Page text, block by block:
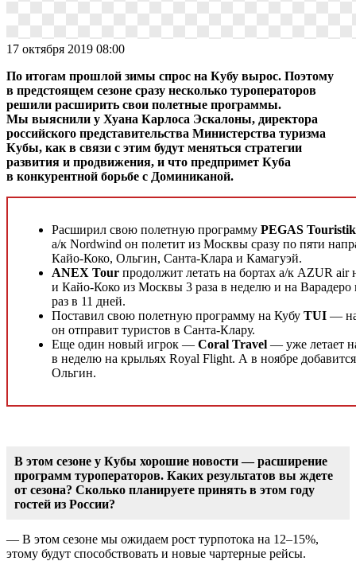
17 октября 2019 08:00
По итогам прошлой зимы спрос на Кубу вырос. Поэтому
в предстоящем сезоне сразу несколько туроператоров
решили расширить свои полетные программы.
Мы выяснили у Хуана Карлоса Эскалоны, директора
российского представительства Министерства туризма
Кубы, как в связи с этим будут меняться стратегии
развития и продвижения, и что предпримет Куба
в конкурентной борьбе с Доминиканой.
Расширил свою полетную программу PEGAS Touristik
а/к Nordwind он полетит из Москвы сразу по пяти
Кайо-Коко, Ольгин, Санта-Клара и Камагуэй.
ANEX Tour продолжит летать на бортах а/к AZUR air
и Кайо-Коко из Москвы 3 раза в неделю и на Варадеро
раз в 11 дней.
Поставил свою полетную программу на Кубу TUI —
он отправит туристов в Санта-Клару.
Еще один новый игрок — Coral Travel — уже летает
в неделю на крыльях Royal Flight. А в ноябре
Ольгин.
В этом сезоне у Кубы хорошие новости — расширение
программ туроператоров. Каких результатов вы ждете
от сезона? Сколько планируете принять в этом году
гостей из России?
— В этом сезоне мы ожидаем рост турпотока на 12–15%,
этому будут способствовать и новые чартерные рейсы.